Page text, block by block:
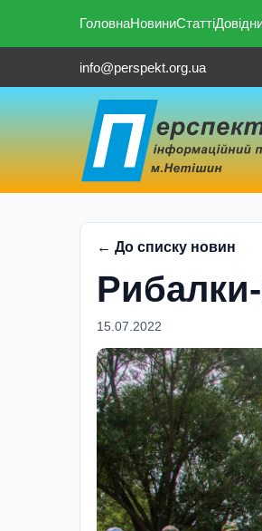
ГоловнаНовиниСтатті
info@perspekt.org.ua
← До списку новин
15.07.2022